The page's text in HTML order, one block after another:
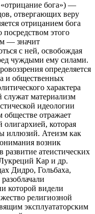
«отрицание бога») —
отвер­гающих веру
отрица­нием бога
это­го
— значит
с ней, освобождая
чуждыми ему силами.
оп­ределяется
и общественных
характера
служат материализм
идеологии
об­ществе отражает
которая
иллюзий. Атеизм как
возник
атеистических
Кар и др.
Дидро, Гольбаха,
которой видели
ре­лигиозной
эксплуататорским